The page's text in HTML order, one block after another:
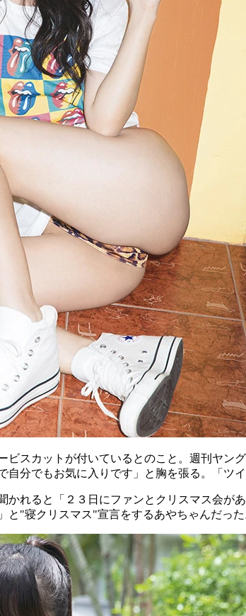
ビスカットが付いているとのこと。週刊ヤ
自分でもお気に入りです」と胸を張る。「ツ
かれると「２３日にファンとクリスマス会が
と"寝クリスマス"宣言をするあやちゃんだった